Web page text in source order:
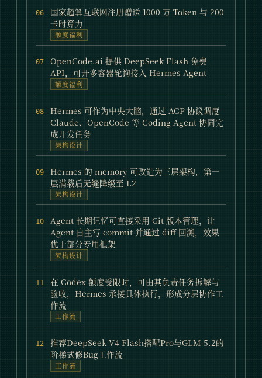
06
国家超算互联网注册赠送 1000 万 Token 与 200
卡时算力
额度福利
07
OpenCode.ai 提供 DeepSeek Flash 免费
API，可开多容器轮询接入 Hermes Agent
额度福利
08
Hermes 可作为中央大脑，通过 ACP 协议调度
Claude、OpenCode 等 Coding Agent 协同完
成开发任务
架构设计
09
Hermes 的 memory 可改造为三层架构，第一
层满载后无缝降级至 L2
架构设计
10
Agent 长期记忆可直接采用 Git 版本管理，让
Agent 自主写 commit 并通过 diff 回溯，效果
优于部分专用框架
架构设计
11
在 Codex 额度受限时，可由其负责任务拆解与
验收，Hermes 承接具体执行，形成分层协作工
作流
工作流
12
推荐DeepSeek V4 Flash搭配Pro与GLM-5.2的
阶梯式修Bug工作流
工作流